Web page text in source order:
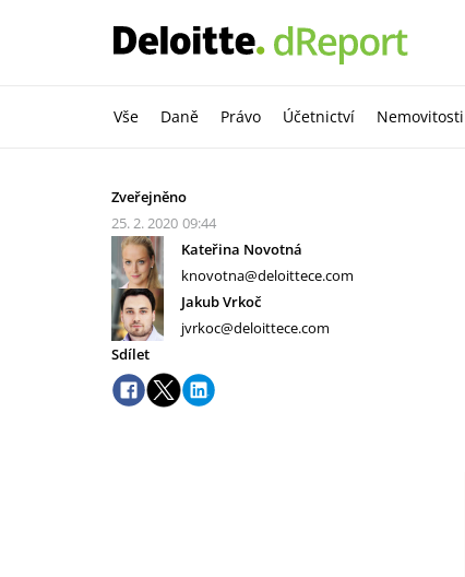
Vše Daně Právo Účetnictví Nemovitosti
Zveřejněno
25. 2. 2020 09:44
Kateřina Novotná
knovotna@deloittece.com
Jakub Vrkoč
jvrkoc@deloittece.com
Sdílet